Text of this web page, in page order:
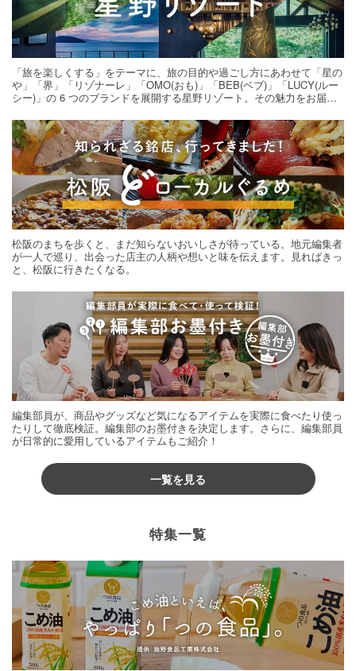
「旅を楽しくする」をテーマに、旅の目的や過ごし方にあわせて「星の
や」「界」「リゾナーレ」「OMO(おも)」「BEB(ベブ)」「LUCY(ルー
シー)」の 6 つのブランドを展開する星野リゾート。その魅力をお届け
松阪のまちを歩くと、まだ知らないおいしさが待っている。地元編集者
が一人で巡り、出会った店主の人柄や想いと味を伝えます。見ればきっ
と、松阪に行きたくなる。
編集部員が、商品やグッズなど気になるアイテムを実際に食べたり使っ
たりして徹底検証。編集部のお墨付きを決定します。さらに、編集部員
が日常的に愛用しているアイテムもご紹介！
一覧を見る
特集一覧